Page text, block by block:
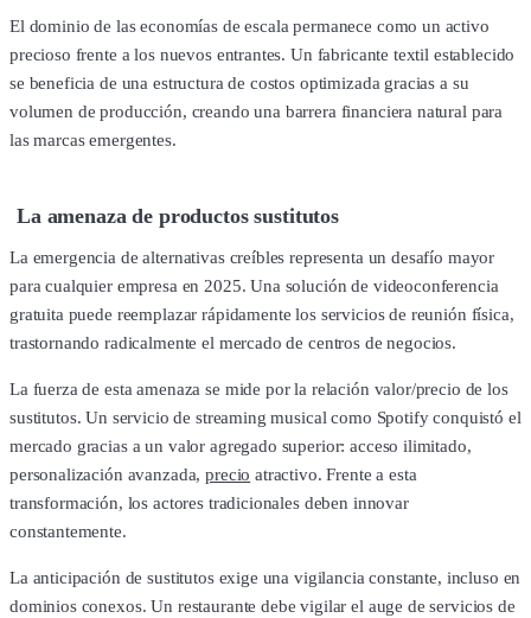
El dominio de las economías de escala permanece como un activo
precioso frente a los nuevos entrantes. Un fabricante textil establecido
se beneficia de una estructura de costos optimizada gracias a su
volumen de producción, creando una barrera financiera natural para
las marcas emergentes.
La amenaza de productos sustitutos
La emergencia de alternativas creíbles representa un desafío mayor
para cualquier empresa en 2025. Una solución de videoconferencia
gratuita puede reemplazar rápidamente los servicios de reunión física,
trastornando radicalmente el mercado de centros de negocios.
La fuerza de esta amenaza se mide por la relación valor/precio de los
sustitutos. Un servicio de streaming musical como Spotify conquistó el
mercado gracias a un valor agregado superior: acceso ilimitado,
personalización avanzada,precio atractivo. Frente a esta
transformación, los actores tradicionales deben innovar
constantemente.
La anticipación de sustitutos exige una vigilancia constante, incluso en
dominios conexos. Un restaurante debe vigilar el auge de servicios de